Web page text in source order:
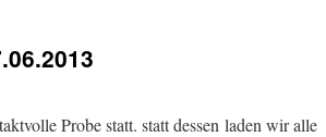
Probe statt. statt dessen laden wir alle